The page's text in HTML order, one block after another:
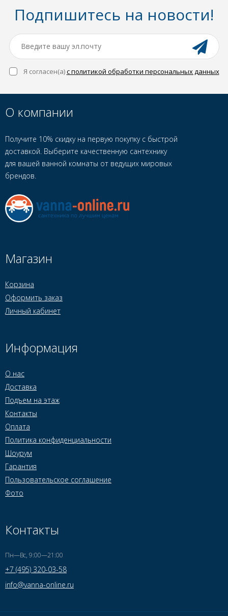
Подпишитесь на новости!
Я согласен(a)с политикой обработки персональных данных
О компании
Получите 10% скидку на первую покупку с быстрой
доставкой. Выберите качественную сантехнику
для вашей ванной комнаты от ведущих мировых
брендов.
Магазин
Корзина
Оформить заказ
Личный кабинет
Информация
О нас
Доставка
Подъем на этаж
Контакты
Оплата
Политика конфиденциальности
Шоурум
Гарантия
Пользовательское соглашение
Фото
Контакты
Пн—Вс, 9:00—21:00
+7 (495) 320-03-58
info@vanna-online.ru